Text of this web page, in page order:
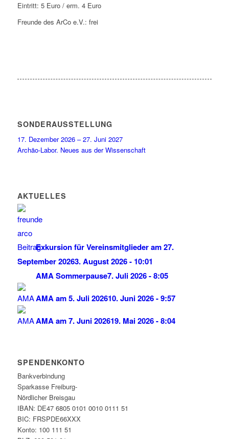
Eintritt: 5 Euro / erm. 4 Euro
Freunde des ArCo e.V.: frei
SONDERAUSSTELLUNG
17. Dezember 2026 – 27. Juni 2027
Archäo-Labor. Neues aus der Wissenschaft
AKTUELLES
Exkursion für Vereinsmitglieder am 27.
September 20263. August 2026 - 10:01
AMA Sommerpause7. Juli 2026 - 8:05
AMA am 5. Juli 202610. Juni 2026 - 9:57
AMA am 7. Juni 202619. Mai 2026 - 8:04
SPENDENKONTO
Bankverbindung
Sparkasse Freiburg-
Nördlicher Breisgau
IBAN: DE47 6805 0101 0010 0111 51
BIC: FRSPDE66XXX
Konto: 100 111 51